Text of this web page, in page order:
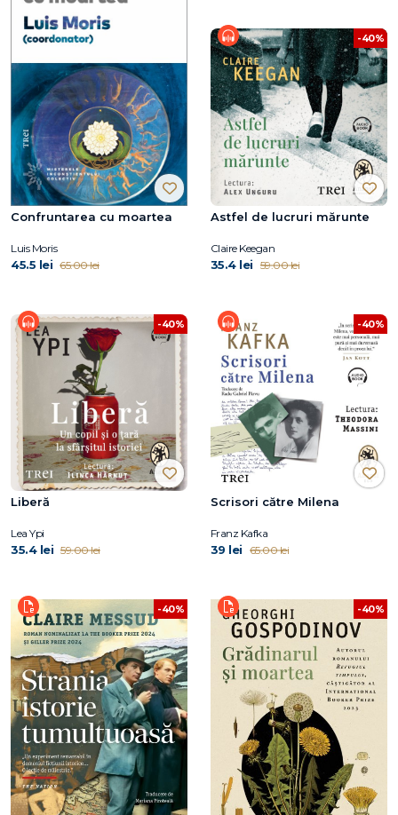
Confruntarea cu moartea
Luis Moris
45.5 lei 65.00 lei
-40%
Astfel de lucruri mărunte
Claire Keegan
35.4 lei 59.00 lei
-40%
Liberă
Lea Ypi
35.4 lei 59.00 lei
-40%
Scrisori către Milena
Franz Kafka
39 lei 65.00 lei
-40% -40%